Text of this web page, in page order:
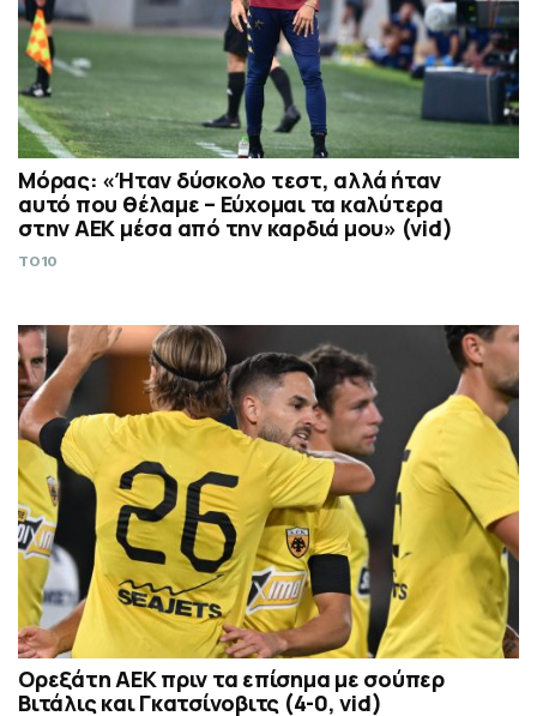
Μόρας: «Ήταν δύσκολο τεστ, αλλά ήταν
αυτό που θέλαμε – Εύχομαι τα καλύτερα
στην ΑΕΚ μέσα από την καρδιά μου» (vid)
TO10
Ορεξάτη ΑΕΚ πριν τα επίσημα με σούπερ
Βιτάλις και Γκατσίνοβιτς (4-0, vid)